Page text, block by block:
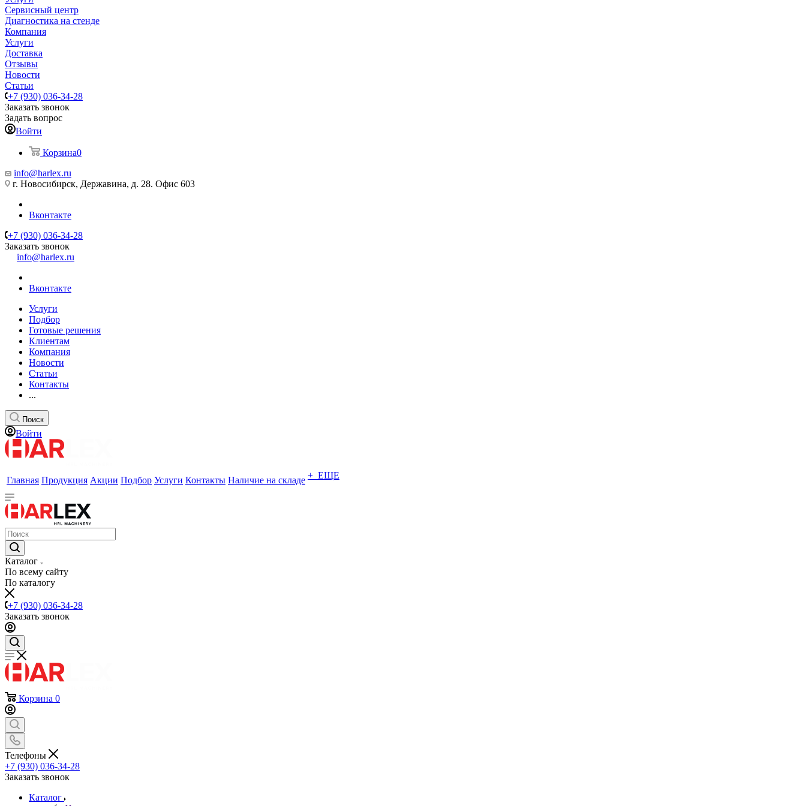
Сервисный центр
Диагностика на стенде
Компания
Услуги
Доставка
Отзывы
Новости
Статьи
+7 (930) 036-34-28
Заказать звонок
Задать вопрос
Войти
Корзина0
info@harlex.ru
г. Новосибирск, Державина, д. 28. Офис 603
Вконтакте
+7 (930) 036-34-28
Заказать звонок
info@harlex.ru
Вконтакте
Услуги
Подбор
Готовые решения
Клиентам
Компания
Новости
Статьи
Контакты
...
Поиск
Войти
Главная Продукция Акции Подбор Услуги Контакты Наличие на складе + ЕЩЕ
Каталог
По всему сайту
По каталогу
+7 (930) 036-34-28
Заказать звонок
Корзина 0
Телефоны
+7 (930) 036-34-28
Заказать звонок
Каталог